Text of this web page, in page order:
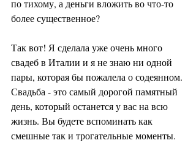
по тихому, а деньги вложить во что-то
более существенное?
Так вот! Я сделала уже очень много
свадеб в Италии и я не знаю ни одной
пары, которая бы пожалела о содеянном.
Свадьба - это самый дорогой памятный
день, который останется у вас на всю
жизнь. Вы будете вспоминать как
смешные так и трогательные моменты.